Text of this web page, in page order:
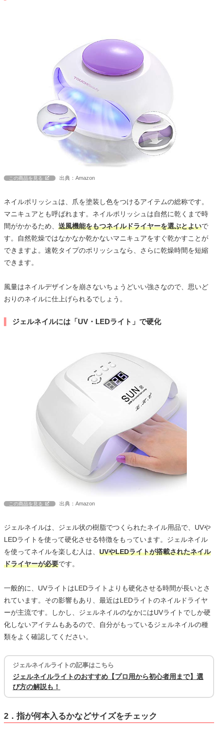
この商品を見る 出典：Amazon
ネイルポリッシュは、爪を塗装し色をつけるアイテムの総称です。
マニキュアとも呼ばれます。ネイルポリッシュは自然に乾くまで時
間がかかるため、 送風機能をもつネイルドライヤーを選ぶとよいで
す。自然乾燥ではなかなか乾かないマニキュアをすぐ乾かすことが
できますよ。速乾タイプのポリッシュなら、さらに乾燥時間を短縮
できます。
風量はネイルデザインを崩さないちょうどいい強さなので、思いど
おりのネイルに仕上げられるでしょう。
ジェルネイルには「UV・LEDライト」で硬化
この商品を見る 出典：Amazon
ジェルネイルは、ジェル状の樹脂でつくられたネイル用品で、UVや
LEDライトを使って硬化させる特徴をもっています。ジェルネイル
を使ってネイルを楽しむ人は、 UVやLEDライトが搭載されたネイル
ドライヤーが必要です。
一般的に、UVライトはLEDライトよりも硬化させる時間が長いとさ
れています。その影響もあり、最近はLEDライトのネイルドライヤ
ーが主流です。しかし、ジェルネイルのなかにはUVライトでしか硬
化しないアイテムもあるので、自分がもっているジェルネイルの種
類をよく確認してください。
ジェルネイルライトの記事はこちら
ジェルネイルライトのおすすめ【プロ用から初心者用まで】選
び方の解説も！
2．指が何本入るかなどサイズをチェック